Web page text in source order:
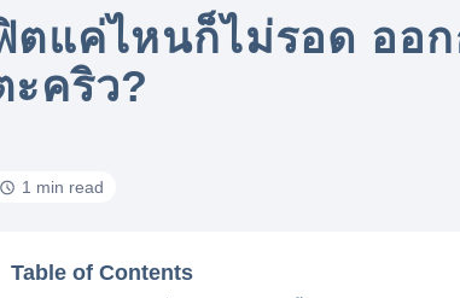
ตแค่ไหนก็ไม่รอด ออ
ะคริว?
1 min read
Table of Contents